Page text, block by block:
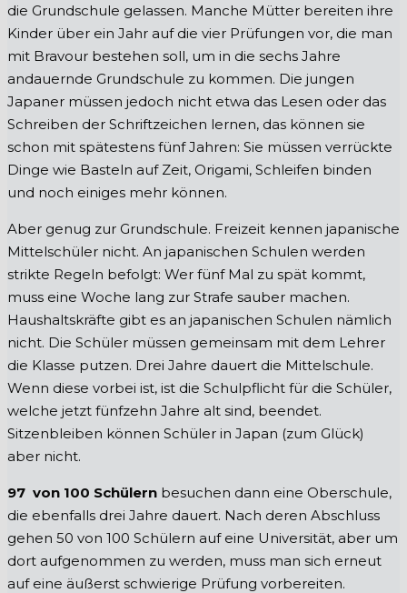
die Grundschule gelassen. Manche Mütter bereiten ihre
Kinder über ein Jahr auf die vier Prüfungen vor, die man
mit Bravour bestehen soll, um in die sechs Jahre
andauernde Grundschule zu kommen. Die jungen
Japaner müssen jedoch nicht etwa das Lesen oder das
Schreiben der Schriftzeichen lernen, das können sie
schon mit spätestens fünf Jahren: Sie müssen verrückte
Dinge wie Basteln auf Zeit, Origami, Schleifen binden
und noch einiges mehr können.
Aber genug zur Grundschule. Freizeit kennen japanische
Mittelschüler nicht. An japanischen Schulen werden
strikte Regeln befolgt: Wer fünf Mal zu spät kommt,
muss eine Woche lang zur Strafe sauber machen.
Haushaltskräfte gibt es an japanischen Schulen nämlich
nicht. Die Schüler müssen gemeinsam mit dem Lehrer
die Klasse putzen. Drei Jahre dauert die Mittelschule.
Wenn diese vorbei ist, ist die Schulpflicht für die Schüler,
welche jetzt fünfzehn Jahre alt sind, beendet.
Sitzenbleiben können Schüler in Japan (zum Glück)
aber nicht.
97 von 100 Schülern besuchen dann eine Oberschule,
die ebenfalls drei Jahre dauert. Nach deren Abschluss
gehen 50 von 100 Schülern auf eine Universität, aber um
dort aufgenommen zu werden, muss man sich erneut
auf eine äußerst schwierige Prüfung vorbereiten.